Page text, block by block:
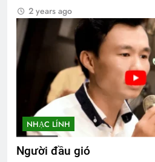
2 years ago
NHẠC LÍNH
Người đầu gió